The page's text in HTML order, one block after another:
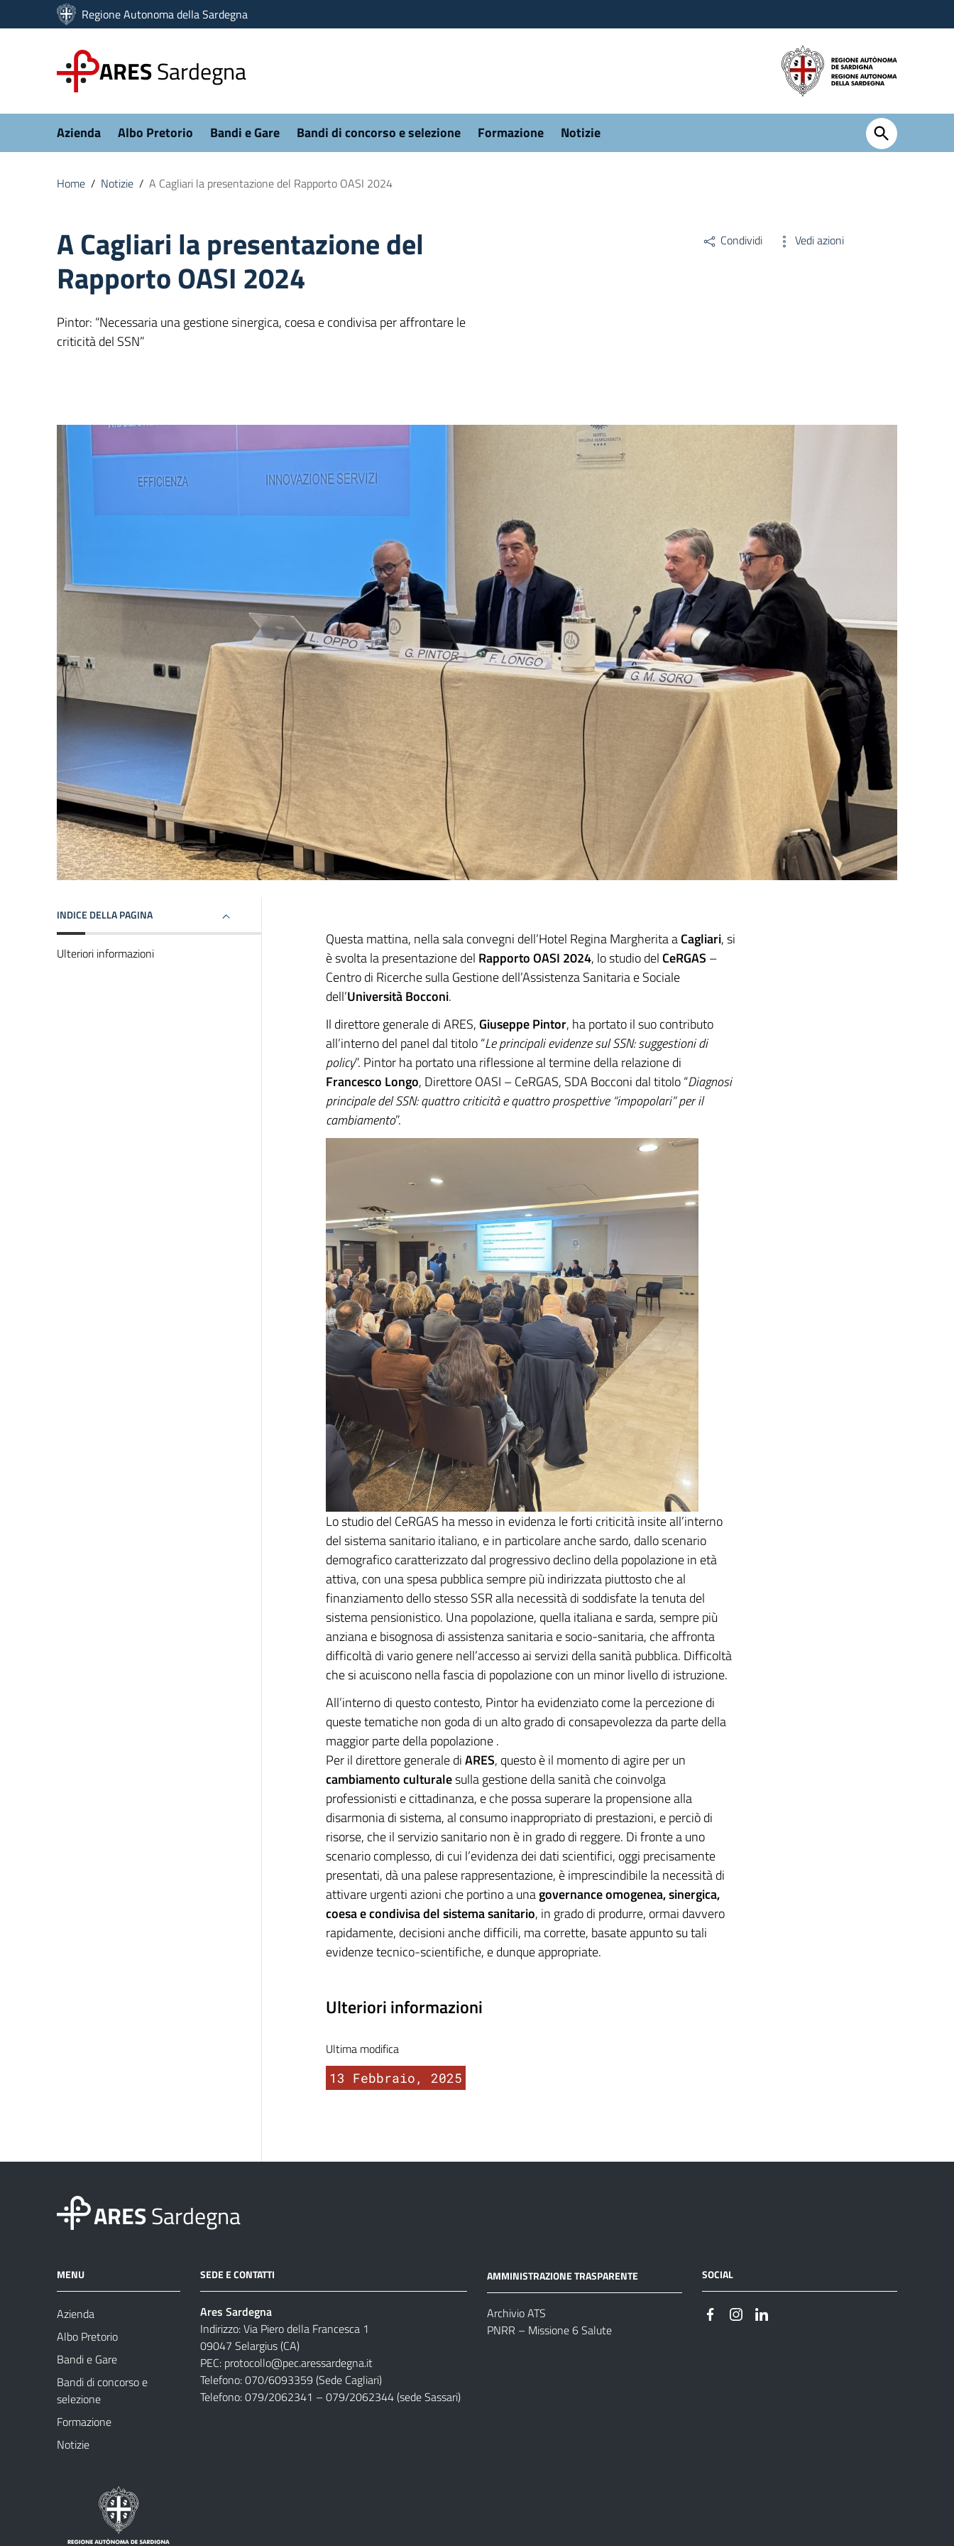
Vai ai contenuti
Vai al menu di navigazione
Vai al footer
Regione Autonoma della Sardegna
ARESSardegna
Submenu
Azienda Albo Pretorio Bandi e Gare Bandi di concorso e selezione Formazione Notizie
Home / Notizie / A Cagliari la presentazione del Rapporto OASI 2024
A Cagliari la presentazione del
Rapporto OASI 2024
Pintor: “Necessaria una gestione sinergica, coesa e condivisa per affrontare le
criticità del SSN”
Condividi Vedi azioni
INDICE DELLA PAGINA
Ulteriori informazioni
Questa mattina, nella sala convegni dell’Hotel Regina Margherita aCagliari, si
è svolta la presentazione del Rapporto OASI 2024, lo studio del CeRGAS –
Centro di Ricerche sulla Gestione dell’Assistenza Sanitaria e Sociale
dell’Università Bocconi.
Il direttore generale di ARES, Giuseppe Pintor, ha portato il suo contributo
all’interno del panel dal titolo “Le principali evidenze sul SSN: suggestioni di
policy”. Pintor ha portato una riflessione al termine della relazione di
Francesco Longo, Direttore OASI – CeRGAS, SDA Bocconi dal titolo “Diagnosi
principale del SSN: quattro criticità e quattro prospettive “impopolari” per il
cambiamento”.
Lo studio del CeRGAS ha messo in evidenza le forti criticità insite all’interno
del sistema sanitario italiano, e in particolare anche sardo, dallo scenario
demografico caratterizzato dal progressivo declino della popolazione in età
attiva, con una spesa pubblica sempre più indirizzata piuttosto che al
finanziamento dello stesso SSR alla necessità di soddisfate la tenuta del
sistema pensionistico. Una popolazione, quella italiana e sarda, sempre più
anziana e bisognosa di assistenza sanitaria e socio-sanitaria, che affronta
difficoltà di vario genere nell’accesso ai servizi della sanità pubblica. Difficoltà
che si acuiscono nella fascia di popolazione con un minor livello di istruzione.
All’interno di questo contesto, Pintor ha evidenziato come la percezione di
queste tematiche non goda di un alto grado di consapevolezza da parte della
maggior parte della popolazione .
Per il direttore generale diARES, questo è il momento di agire per un
cambiamento culturalesulla gestione della sanità che coinvolga
professionisti e cittadinanza, e che possa superare la propensione alla
disarmonia di sistema, al consumo inappropriato di prestazioni, e perciò di
risorse, che il servizio sanitario non è in grado di reggere. Di fronte a uno
scenario complesso, di cui l’evidenza dei dati scientifici, oggi precisamente
presentati, dà una palese rappresentazione, è imprescindibile la necessità di
attivare urgenti azioni che portino a unagovernance omogenea, sinergica,
coesa e condivisa del sistema sanitario, in grado di produrre, ormai davvero
rapidamente, decisioni anche difficili, ma corrette, basate appunto su tali
evidenze tecnico-scientifiche, e dunque appropriate.
Ulteriori informazioni
Ultima modifica
13 Febbraio, 2025
ARESSardegna
MENU
Azienda
Albo Pretorio
Bandi e Gare
Bandi di concorso e
selezione
Formazione
Notizie
SEDE E CONTATTI
Ares Sardegna
Indirizzo: Via Piero della Francesca 1
09047 Selargius (CA)
PEC: protocollo@pec.aressardegna.it
Telefono: 070/6093359 (Sede Cagliari)
Telefono: 079/2062341 – 079/2062344 (sede Sassari)
AMMINISTRAZIONE TRASPARENTE
Archivio ATS
PNRR – Missione 6 Salute
SOCIAL